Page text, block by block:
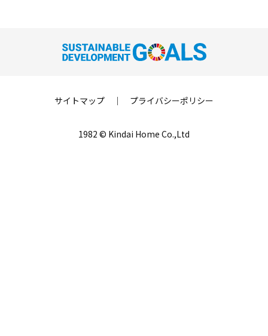
サイトマップ ｜ プライバシーポリシー
1982 © Kindai Home Co.,Ltd